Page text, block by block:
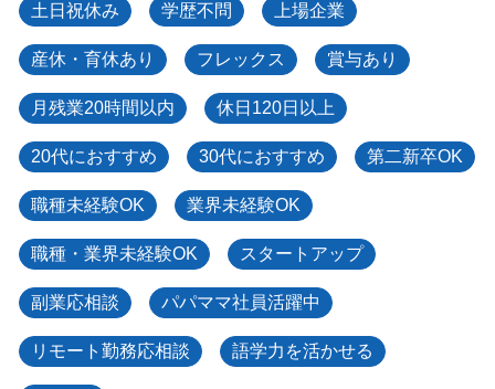
土日祝休み 学歴不問 上場企業
産休・育休あり フレックス 賞与あり
月残業20時間以内 休日120日以上
20代におすすめ 30代におすすめ 第二新卒OK
職種未経験OK 業界未経験OK
職種・業界未経験OK スタートアップ
副業応相談 パパママ社員活躍中
リモート勤務応相談 語学力を活かせる